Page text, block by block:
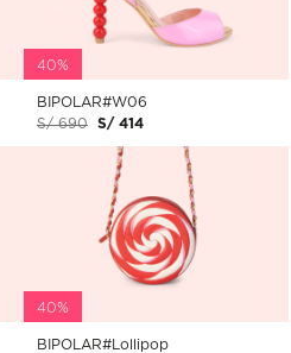
40%
BIPOLAR#W06
S/ 690
S/ 414
40%
BIPOLAR#Lollipop